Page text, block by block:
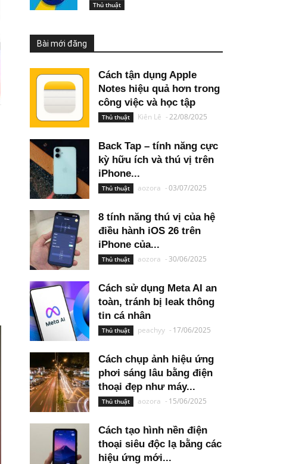
Thủ thuật
Bài mới đăng
Cách tận dụng Apple
Notes hiệu quả hơn trong
công việc và học tập
Thủ thuật Kiên Lê -22/08/2025
Back Tap – tính năng cực
kỳ hữu ích và thú vị trên
iPhone...
Thủ thuật aozora -03/07/2025
8 tính năng thú vị của hệ
điều hành iOS 26 trên
iPhone của...
Thủ thuật aozora - 30/06/2025
Cách sử dụng Meta AI an
toàn, tránh bị leak thông
tin cá nhân
Thủ thuật peachyy - 17/06/2025
Cách chụp ảnh hiệu ứng
phơi sáng lâu bằng điện
thoại đẹp như máy...
Thủ thuật aozora - 15/06/2025
Cách tạo hình nền điện
thoại siêu độc lạ bằng các
hiệu ứng mới...